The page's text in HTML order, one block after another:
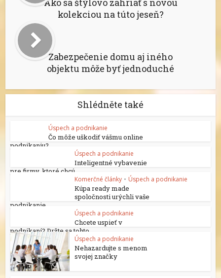
Ako sa štýlovo zahriať s novou
kolekciou na túto jeseň?
Zabezpečenie domu aj iného
objektu môže byť jednoduché
Shlédněte také
Úspech a podnikanie
Čo môže uškodiť vášmu online
podnikaniu?
Úspech a podnikanie
Inteligentné vybavenie
pre firmy, ktoré chcú...
Komerčné články • Úspech a podnikanie
Kúpa ready made
spoločnosti urýchli vaše
podnikanie
Úspech a podnikanie
Chcete uspieť v
podnikaní? Držte sa tohto
Úspech a podnikanie
Nehazardujte s menom
svojej značky